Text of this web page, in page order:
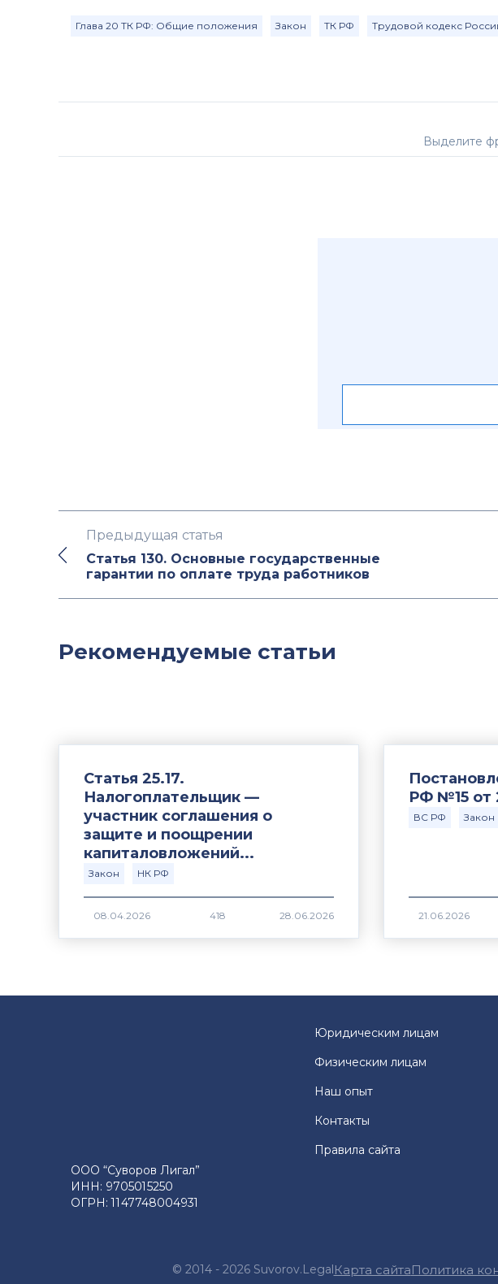
Глава 20 ТК РФ: Общие положения Закон ТК РФ Трудовой кодекс
Выделите
Предыдущая статья
Статья 130. Основные государственные
гарантии по оплате труда работников
Рекомендуемые статьи
Статья 25.17.
Налогоплательщик —
участник соглашения о
защите и поощрении
капиталовложений...
Закон НК РФ
418
РФ №15 от
ВС РФ Закон
ООО “Суворов Лигал”
ИНН: 9705015250
ОГРН: 1147748004931
Юридическим лицам
Физическим лицам
Наш опыт
Контакты
Правила сайта
© 2014 - 2026 Suvorov.LegalКарта сайтаПолитика